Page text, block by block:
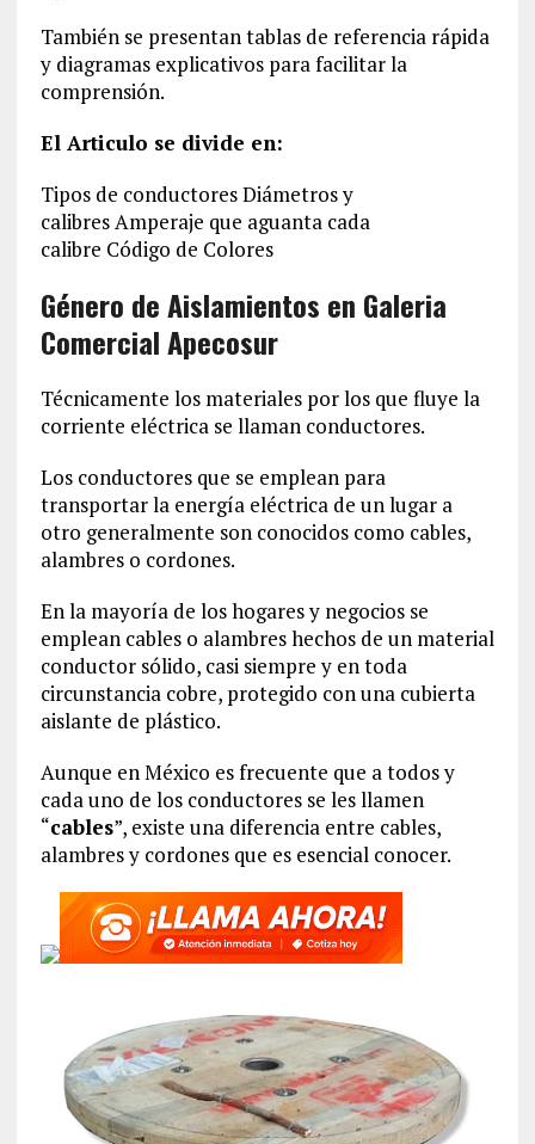
También se presentan tablas de referencia rápida
y diagramas explicativos para facilitar la
comprensión.
El Articulo se divide en:
Tipos de conductores Diámetros y
calibres Amperaje que aguanta cada
calibre Código de Colores
Género de Aislamientos en Galeria
Comercial Apecosur
Técnicamente los materiales por los que fluye la
corriente eléctrica se llaman conductores.
Los conductores que se emplean para
transportar la energía eléctrica de un lugar a
otro generalmente son conocidos como cables,
alambres o cordones.
En la mayoría de los hogares y negocios se
emplean cables o alambres hechos de un material
conductor sólido, casi siempre y en toda
circunstancia cobre, protegido con una cubierta
aislante de plástico.
Aunque en México es frecuente que a todos y
cada uno de los conductores se les llamen
“cables”, existe una diferencia entre cables,
alambres y cordones que es esencial conocer.